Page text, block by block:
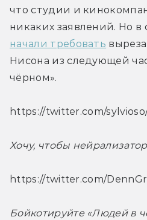
что студии и
начали требовать
Нисона из следующей
чёрном».
https://twitter.com/
Хочу, чтобы
https://twitter.com/
Бойкотируйте «Людей в